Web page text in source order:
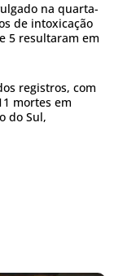
na quarta-
de intoxicação
5 resultaram em
registros, com
mortes em
do Sul,